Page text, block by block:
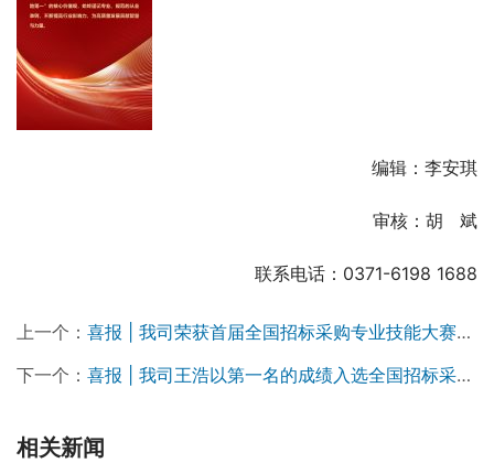
编辑：李安琪
审核：胡   斌
联系电话：0371-6198 1688
上一个： 喜报 | 我司荣获首届全国招标采购专业技能大赛河南地区选拔赛“优秀单位”，王浩、李海鹤、张超三位同志获评“优秀个人”
下一个： 喜报 | 我司王浩以第一名的成绩入选全国招标采购专业技能大赛河南代表队，将出征全国总决赛
相关新闻